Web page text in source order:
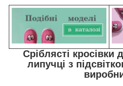
Сріблясті кросівки
липучці з